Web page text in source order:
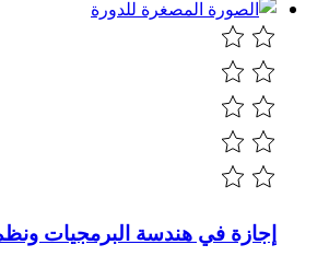
إجازة في هندسة البرمجيات